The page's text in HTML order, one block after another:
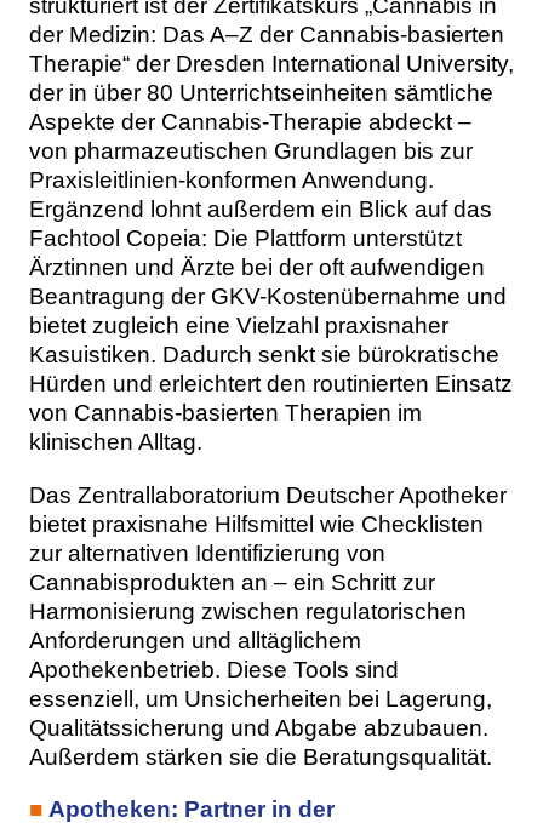
strukturiert ist der Zertifikatskurs „Cannabis in
der Medizin: Das A–Z der Cannabis-basierten
Therapie“ der Dresden International University,
der in über 80 Unterrichtseinheiten sämtliche
Aspekte der Cannabis-Therapie abdeckt –
von pharmazeutischen Grundlagen bis zur
Praxisleitlinien-konformen Anwendung.
Ergänzend lohnt außerdem ein Blick auf das
Fachtool Copeia: Die Plattform unterstützt
Ärztinnen und Ärzte bei der oft aufwendigen
Beantragung der GKV-Kostenübernahme und
bietet zugleich eine Vielzahl praxisnaher
Kasuistiken. Dadurch senkt sie bürokratische
Hürden und erleichtert den routinierten Einsatz
von Cannabis-basierten Therapien im
klinischen Alltag.
Das Zentrallaboratorium Deutscher Apotheker
bietet praxisnahe Hilfsmittel wie Checklisten
zur alternativen Identifizierung von
Cannabisprodukten an – ein Schritt zur
Harmonisierung zwischen regulatorischen
Anforderungen und alltäglichem
Apothekenbetrieb. Diese Tools sind
essenziell, um Unsicherheiten bei Lagerung,
Qualitätssicherung und Abgabe abzubauen.
Außerdem stärken sie die Beratungsqualität.
■ Apotheken: Partner in der